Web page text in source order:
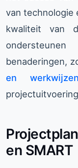
van technologie
kwaliteit van
benaderingen,
en werkwijzen
en SMART